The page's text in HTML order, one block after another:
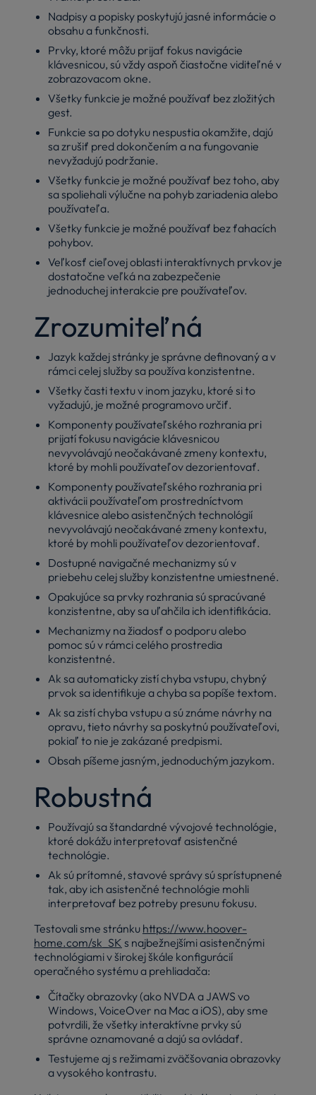
Nadpisy a popisky poskytujú jasné informácie o
obsahu a funkčnosti.
Prvky, ktoré môžu prijať fokus navigácie
klávesnicou, sú vždy aspoň čiastočne viditeľné v
zobrazovacom okne.
Všetky funkcie je možné používať bez zložitých
gest.
Funkcie sa po dotyku nespustia okamžite, dajú
sa zrušiť pred dokončením a na fungovanie
nevyžadujú podržanie.
Všetky funkcie je možné používať bez toho, aby
sa spoliehali výlučne na pohyb zariadenia alebo
používateľa.
Všetky funkcie je možné používať bez ťahacích
pohybov.
Veľkosť cieľovej oblasti interaktívnych prvkov je
dostatočne veľká na zabezpečenie
jednoduchej interakcie pre používateľov.
Zrozumiteľná
Jazyk každej stránky je správne definovaný a v
rámci celej služby sa používa konzistentne.
Všetky časti textu v inom jazyku, ktoré si to
vyžadujú, je možné programovo určiť.
Komponenty používateľského rozhrania pri
prijatí fokusu navigácie klávesnicou
nevyvolávajú neočakávané zmeny kontextu,
ktoré by mohli používateľov dezorientovať.
Komponenty používateľského rozhrania pri
aktivácii používateľom prostredníctvom
klávesnice alebo asistenčných technológií
nevyvolávajú neočakávané zmeny kontextu,
ktoré by mohli používateľov dezorientovať.
Dostupné navigačné mechanizmy sú v
priebehu celej služby konzistentne umiestnené.
Opakujúce sa prvky rozhrania sú spracúvané
konzistentne, aby sa uľahčila ich identifikácia.
Mechanizmy na žiadosť o podporu alebo
pomoc sú v rámci celého prostredia
konzistentné.
Ak sa automaticky zistí chyba vstupu, chybný
prvok sa identifikuje a chyba sa popíše textom.
Ak sa zistí chyba vstupu a sú známe návrhy na
opravu, tieto návrhy sa poskytnú používateľovi,
pokiaľ to nie je zakázané predpismi.
Obsah píšeme jasným, jednoduchým jazykom.
Robustná
Používajú sa štandardné vývojové technológie,
ktoré dokážu interpretovať asistenčné
technológie.
Ak sú prítomné, stavové správy sú sprístupnené
tak, aby ich asistenčné technológie mohli
interpretovať bez potreby presunu fokusu.
Testovali sme stránku https://www.hoover-
home.com/sk_SK s najbežnejšími asistenčnými
technológiami v širokej škále konfigurácií
operačného systému a prehliadača:
Čítačky obrazovky (ako NVDA a JAWS vo
Windows, VoiceOver na Mac a iOS), aby sme
potvrdili, že všetky interaktívne prvky sú
správne oznamované a dajú sa ovládať.
Testujeme aj s režimami zväčšovania obrazovky
a vysokého kontrastu.